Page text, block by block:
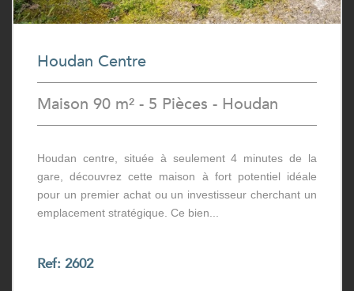
Houdan Centre
Maison 90 m² - 5 Pièces - Houdan
Houdan centre, située à seulement 4 minutes de la
gare, découvrez cette maison à fort potentiel idéale
pour un premier achat ou un investisseur cherchant un
emplacement stratégique. Ce bien...
Ref: 2602